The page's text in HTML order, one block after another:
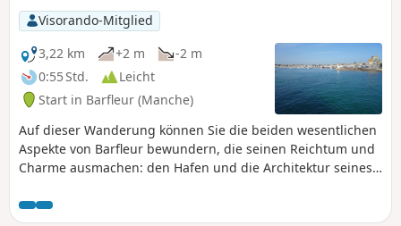
Visorando-Mitglied
3,22 km
+2 m
-2 m
0:55 Std.
Leicht
Start in Barfleur (Manche)
Auf dieser Wanderung können Sie die beiden wesentlichen
Aspekte von Barfleur bewundern, die seinen Reichtum und
Charme ausmachen: den Hafen und die Architektur seines